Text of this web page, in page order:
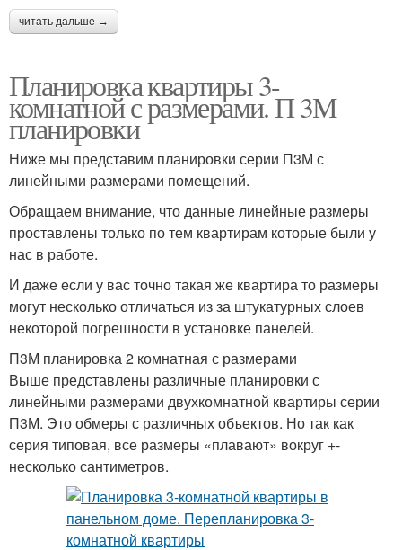
читать дальше →
Планировка квартиры 3-
комнатной с размерами. П 3М
планировки
Ниже мы представим планировки серии П3М с
линейными размерами помещений.
Обращаем внимание, что данные линейные размеры
проставлены только по тем квартирам которые были у
нас в работе.
И даже если у вас точно такая же квартира то размеры
могут несколько отличаться из за штукатурных слоев
некоторой погрешности в установке панелей.
П3М планировка 2 комнатная с размерами
Выше представлены различные планировки с
линейными размерами двухкомнатной квартиры серии
П3М. Это обмеры с различных объектов. Но так как
серия типовая, все размеры «плавают» вокруг +-
несколько сантиметров.